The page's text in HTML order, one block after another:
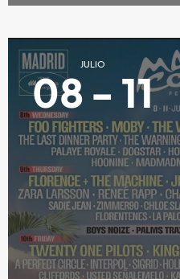
JULIO
08 - 11